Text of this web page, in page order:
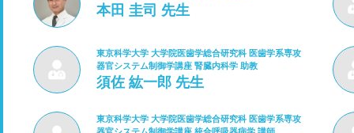
本田 圭司 先生
東京科学大学 大学院医歯学総合研究科 医歯学系専攻
器官システム制御学講座 腎臓内科学 助教
須佐 紘一郎 先生
東京科学大学 大学院医歯学総合研究科 医歯学系専攻